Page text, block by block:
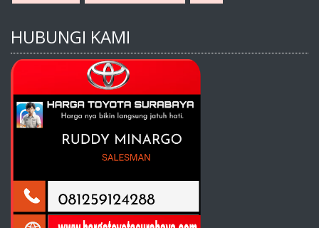
HUBUNGI KAMI